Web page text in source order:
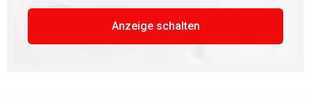
Anzeige schalten